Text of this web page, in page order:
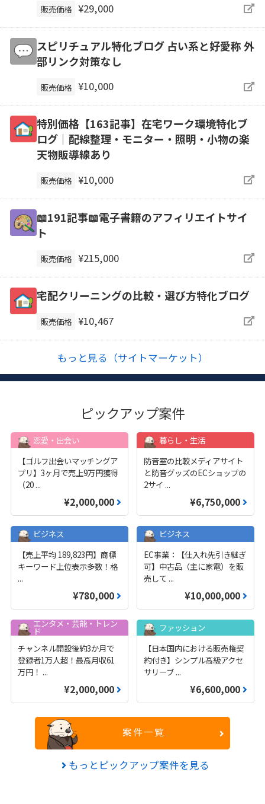
販売価格 ¥29,000
スピリチュアル特化ブログ 占い系と好愛称 外
部リンク対策なし
販売価格 ¥10,000
特別価格【163記事】在宅ワーク環境特化ブ
ログ｜配線整理・モニター・照明・小物の楽
天物販導線あり
販売価格 ¥10,000
📖191記事📖電子書籍のアフィリエイトサイ
ト
販売価格 ¥215,000
宅配クリーニングの比較・選び方特化ブログ
販売価格 ¥10,467
もっと見る（サイトマーケット）
ピックアップ案件
恋愛・出会い
【ゴルフ出会いマッチングア
プリ】3ヶ月で売上9万円獲得
（20 ...
¥2,000,000
暮らし・生活
防音室の比較メディアサイト
と防音グッズのECショップの
2サイ ...
¥6,750,000
ビジネス
【売上平均 189,823円】商標
キーワード上位表示多数！格
...
¥780,000
ビジネス
EC事業：【仕入れ先引き継ぎ
可】中古品（主に家電）を販
売して ...
¥10,000,000
エンタメ・芸能・トレン
ド
チャンネル開設後約3か月で
登録者1万人超！最高月収61
万円！ ...
¥2,000,000
ファッション
【日本国内における販売権契
約付き】シンプル高級アクセ
サリーブ ...
¥6,600,000
案件一覧
もっとピックアップ案件を見る